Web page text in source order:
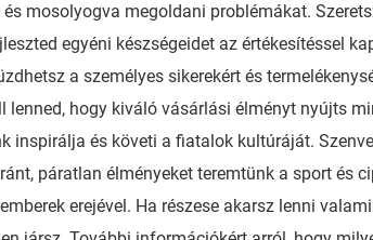
mosolyogva megoldani problémákat.
egyéni készségeidet az értékesítéssel
a személyes sikerekért és
lenned, hogy kiváló vásárlási élményt nyújts
inspirálja és követi a fiatalok kultúráját.
páratlan élményeket teremtünk a sport és
erejével. Ha részese akarsz lenni